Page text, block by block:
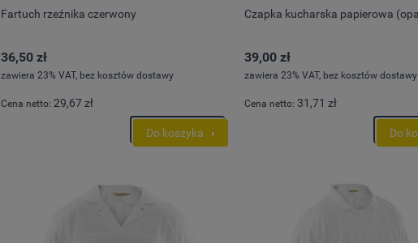
Fartuch rzeźnika czerwony
36,50 zł
zawiera 23% VAT, bez kosztów dostawy
Cena netto: 29,67 zł
Do koszyka
Czapka kucharska papierowa
39,00 zł
zawiera 23% VAT, bez kosztów dostawy
Cena netto: 31,71 zł
Do